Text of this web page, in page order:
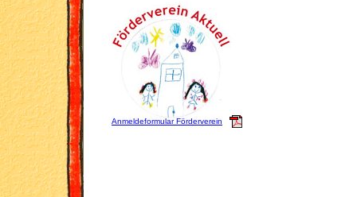
Anmeldeformular Förderverein